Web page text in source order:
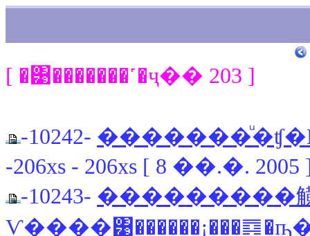
[ �͹�������˹�ҷ�� 203 ]
-10242-
-206xs - 206xs [ 8 ��.�. 2005
-10243- ���������
Ѵ����͹������¡���䷺